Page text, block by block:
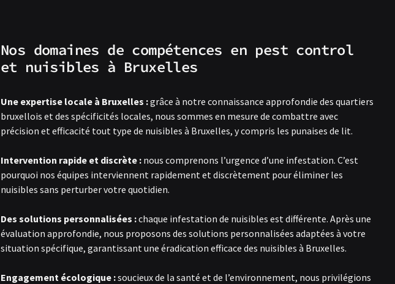
Nos domaines de compétences en pest control
et nuisibles à Bruxelles
Une expertise locale à Bruxelles :grâce à notre connaissance approfondie des quartiers
bruxellois et des spécificités locales, nous sommes en mesure de combattre avec
précision et efficacité tout type de nuisibles à Bruxelles, y compris les punaises de lit.
Intervention rapide et discrète : nous comprenons l’urgence d’une infestation. C’est
pourquoi nos équipes interviennent rapidement et discrètement pour éliminer les
nuisibles sans perturber votre quotidien.
Des solutions personnalisées :chaque infestation de nuisibles est différente. Après une
évaluation approfondie, nous proposons des solutions personnalisées adaptées à votre
situation spécifique, garantissant une éradication efficace des nuisibles à Bruxelles.
Engagement écologique :soucieux de la santé et de l’environnement, nous privilégions